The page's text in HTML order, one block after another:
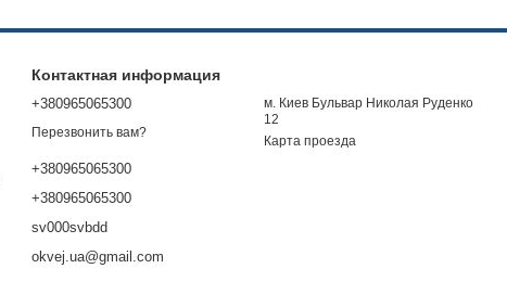
Контактная информация
+380965065300
Перезвонить вам?
+380965065300
+380965065300
sv000svbdd
okvej.ua@gmail.com
м. Киев Бульвар Николая Руденко
12
Карта проезда